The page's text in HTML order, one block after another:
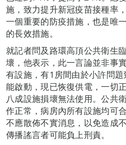
施，致力提升新冠疫苗接種率
一個重要的防疫措施，也是唯
的長效措施。
就記者問及路環高頂公共衛生
壞，他表示，此一言論並非事
有設施，有1房間由於小許問
能啟動，現已恢復供電，一切
八成設施損壞無法使用。公共
作正常，病房內所有設施均可
不應散佈不實消息，以免造成
傳播謠言者可能負上刑責。